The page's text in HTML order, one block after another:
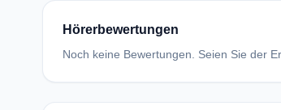
Hörerbewertungen
Noch keine Bewertungen. Seien Sie der